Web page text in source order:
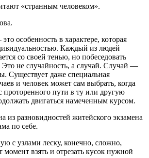
«странным человеком».
особенность в характере, которая
Каждый из людей
со своей тенью, но побеседовать
Это не случайность, а случай. Случай —
Существует даже специальная
и человек может сам выбрать, когда
проторенного пути в ту или другую
двигаться намеченным курсом.
из разновидностей житейского экзамена
по себе.
с узлами леску, конечно, сложно,
момент взять и отрезать кусок нужной